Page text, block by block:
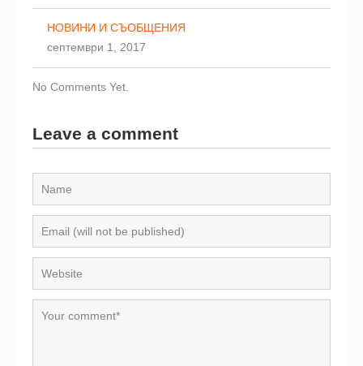
НОВИНИ И СЪОБЩЕНИЯ
септември 1, 2017
No Comments Yet.
Leave a comment